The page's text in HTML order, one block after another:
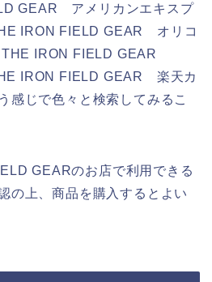
GEAR アメリカンエキスプ
IRON FIELD GEAR オリコ
IRON FIELD GEAR
IRON FIELD GEAR 楽天カ
じで色々と検索してみるこ
GEARのお店で利用できる
の上、商品を購入するとよい